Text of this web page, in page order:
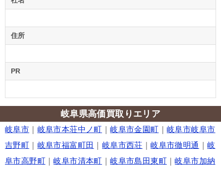
住所
PR
岐阜県高価買取りエリア
岐阜市 岐阜市本荘中ノ町 ｜岐阜市金園町 ｜岐阜市岐阜市
吉野町
岐阜市福富町田 岐阜市西荘 ｜岐阜市徹明通 ｜岐
阜市高野町
｜岐阜市清本町 ｜岐阜市島田東町 ｜岐阜市加納